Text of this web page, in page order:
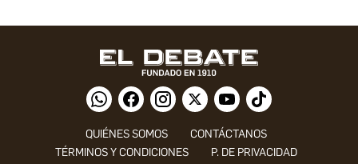
QUIÉNES SOMOS
CONTÁCTANOS
TÉRMINOS Y CONDICIONES
P. DE PRIVACIDAD